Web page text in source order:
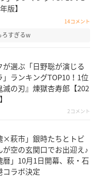
版】
14コメント
ろすぎるw
が選ぶ「日野聡が演じる
」ランキングTOP10！1位
滅の刃』煉󠄁獄杏寿郎【202
2コメント
×萩市」銀時たちとトビ
が空の玄関口でお出迎え♪
暦」10月1日開幕、萩・石
コラボ決定